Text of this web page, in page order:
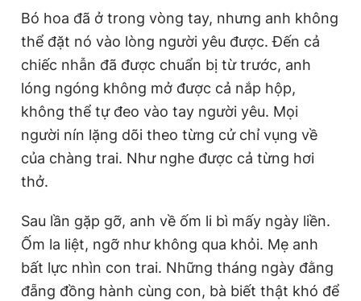
Bó hoa đã ở trong vòng tay, nhưng anh không
thể đặt nó vào lòng người yêu được. Đến cả
chiếc nhẫn đã được chuẩn bị từ trước, anh
lóng ngóng không mở được cả nắp hộp,
không thể tự đeo vào tay người yêu. Mọi
người nín lặng dõi theo từng cử chỉ vụng về
của chàng trai. Như nghe được cả từng hơi
thở.
Sau lần gặp gỡ, anh về ốm li bì mấy ngày liền.
Ốm la liệt, ngỡ như không qua khỏi. Mẹ anh
bất lực nhìn con trai. Những tháng ngày đằng
đẵng đồng hành cùng con, bà biết thật khó để